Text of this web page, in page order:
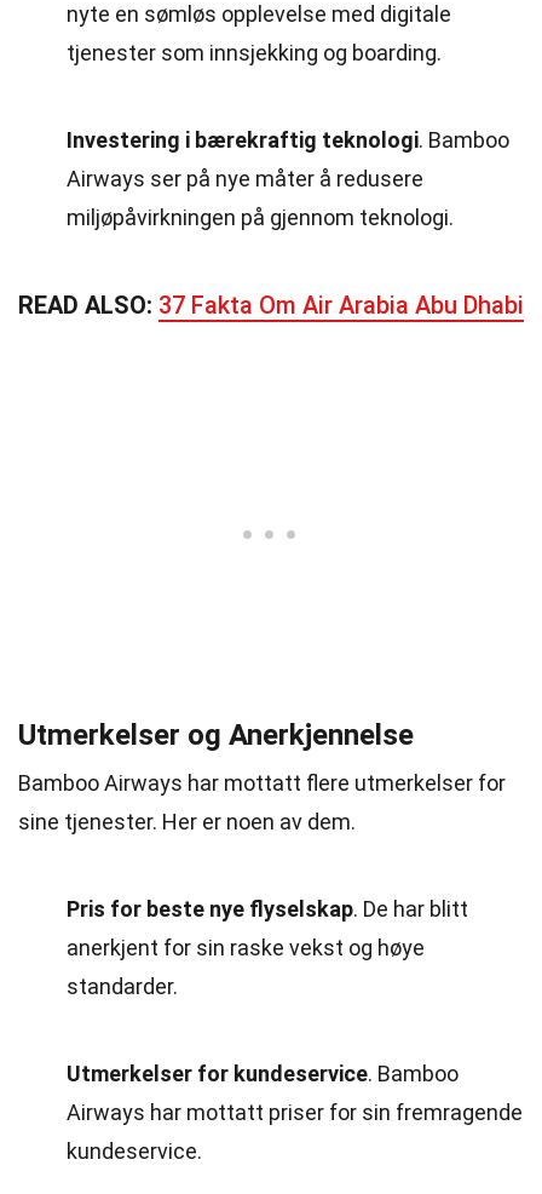
nyte en sømløs opplevelse med digitale
tjenester som innsjekking og boarding.
Investering i bærekraftig teknologi. Bamboo
Airways ser på nye måter å redusere
miljøpåvirkningen på gjennom teknologi.
READ ALSO: 37 Fakta Om Air Arabia Abu Dhabi
Utmerkelser og Anerkjennelse
Bamboo Airways har mottatt flere utmerkelser for
sine tjenester. Her er noen av dem.
Pris for beste nye flyselskap. De har blitt
anerkjent for sin raske vekst og høye
standarder.
Utmerkelser for kundeservice. Bamboo
Airways har mottatt priser for sin fremragende
kundeservice.